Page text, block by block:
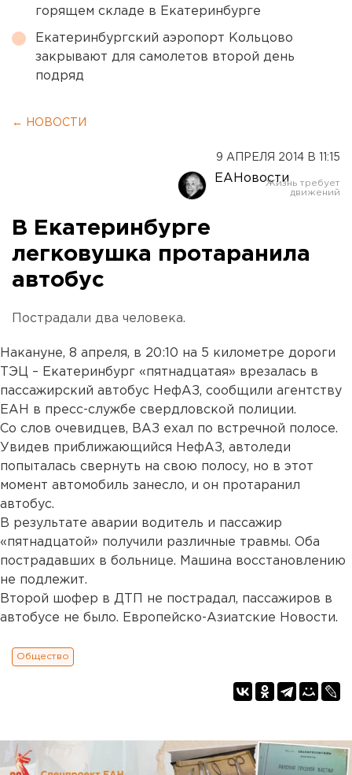
горящем складе в Екатеринбурге
Екатеринбургский аэропорт Кольцово
закрывают для самолетов второй день
подряд
← НОВОСТИ
9 АПРЕЛЯ 2014 В 11:15
ЕАНовости
В Екатеринбурге
легковушка протаранила
автобус
Пострадали два человека.
Накануне, 8 апреля, в 20:10 на 5 километре дороги
ТЭЦ – Екатеринбург «пятнадцатая» врезалась в
пассажирский автобус НефАЗ, сообщили агентству
ЕАН в пресс-службе свердловской полиции.
Со слов очевидцев, ВАЗ ехал по встречной полосе.
Увидев приближающийся НефАЗ, автоледи
попыталась свернуть на свою полосу, но в этот
момент автомобиль занесло, и он протаранил
автобус.
В результате аварии водитель и пассажир
«пятнадцатой» получили различные травмы. Оба
пострадавших в больнице. Машина восстановлению
не подлежит.
Второй шофер в ДТП не пострадал, пассажиров в
автобусе не было. Европейско-Азиатские Новости.
Общество